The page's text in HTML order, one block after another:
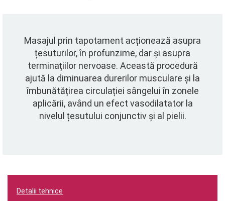
Masajul prin tapotament acționează asupra
țesuturilor, în profunzime, dar și asupra
terminațiilor nervoase. Această procedură
ajută la diminuarea durerilor musculare și la
îmbunătățirea circulației sângelui în zonele
aplicării, având un efect vasodilatator la
nivelul țesutului conjunctiv și al pielii.
Detalii tehnice